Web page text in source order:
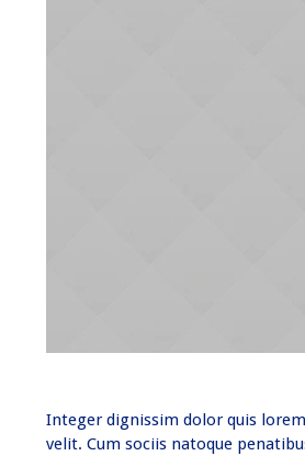
Integer dignissim dolor quis
velit. Cum sociis natoque